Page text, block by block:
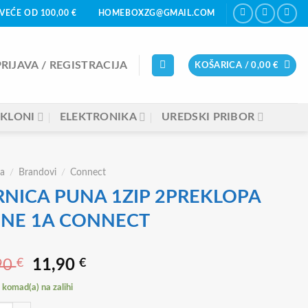
OD 100,00 € HOMEBOXZG@GMAIL.COM
/ REGISTRACIJA KOŠARICA /0,00€
ELEKTRONIKA UREDSKI PRIBOR
/ Brandovi / Connect
PUNA 1ZIP 2PREKLOPA
1A CONNECT
€
Izvorna
cijena
11,90 €Trenutna
komad(a) na zalihi